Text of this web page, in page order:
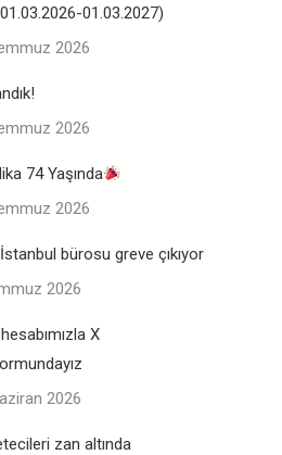
01.03.2027)
2026
2026
74 Yaşında
2026
bürosu greve çıkıyor
2026
X
2026
zan altında